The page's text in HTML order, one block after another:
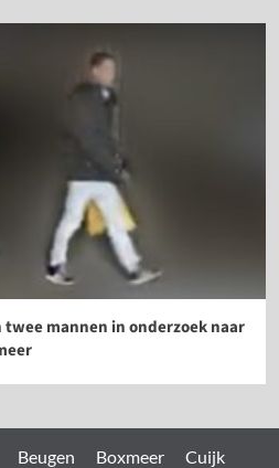
mannen in onderzoek naar
Beugen Boxmeer
Cuijk